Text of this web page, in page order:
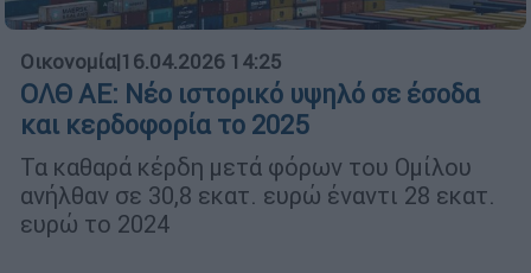
Οικονομία|16.04.2026 14:25
ΟΛΘ ΑΕ: Νέο ιστορικό υψηλό σε έσοδα
και κερδοφορία το 2025
Τα καθαρά κέρδη μετά φόρων του Ομίλου
ανήλθαν σε 30,8 εκατ. ευρώ έναντι 28 εκατ.
ευρώ το 2024